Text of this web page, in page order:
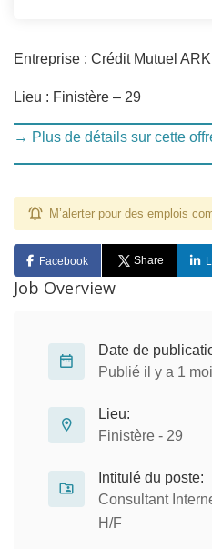
Entreprise : Crédit Mutuel
Lieu : Finistère – 29
→ Plus de détails sur cette
M’alerter pour des emplois
Facebook Share
Job Overview
Date de
Publié il y a 1
Lieu:
Finistère - 29
Intitulé du poste:
Consultant
H/F